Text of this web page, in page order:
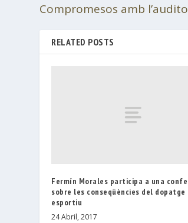
Compromesos amb
RELATED POSTS
Fermín Morales participa a una
sobre les conseqüències del dopatge
esportiu
24 Abril, 2017